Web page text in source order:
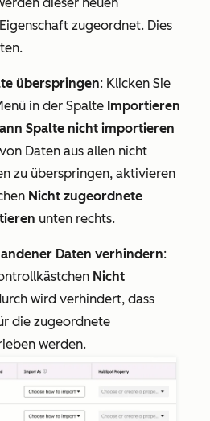
zugeordnet. Dies
überspringen: Klicken Sie
in der Spalte Importieren
Spalte nicht importieren
Daten aus allen nicht
zu überspringen, aktivieren
Nicht zugeordnete
unten rechts.
Daten verhindern:
Nicht
wird verhindert, dass
die zugeordnete
werden.